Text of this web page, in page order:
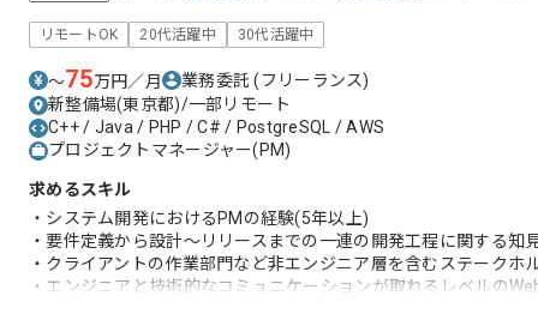
リモートOK 20代活躍中 30代活躍中
〜75万円／月 業務委託(フリーランス)
新整備場(東京都)/一部リモート
C++ / Java / PHP / C# / PostgreSQL / AWS
プロジェクトマネージャー(PM)
求めるスキル
・システム開発におけるPMの経験(5年以上)
・要件定義から設計〜リリースまでの一連の開発工程に関する知
・クライアントの作業部門など非エンジニア層を含むステークホ
・エンジニアと技術的なコミュニケーションが取れるレベルの